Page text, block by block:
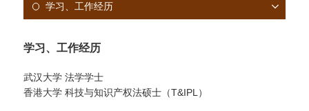
学习、工作经历
学习、工作经历
武汉大学 法学学士
香港大学 科技与知识产权法硕士（T&IPL）